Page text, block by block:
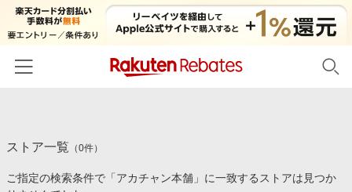
カテゴリー一覧
百貨店・総合ECモール
イベント一覧
ストア一覧 （0件）
ご指定の検索条件で「アカチャン本舗」に一致するストアは見つか